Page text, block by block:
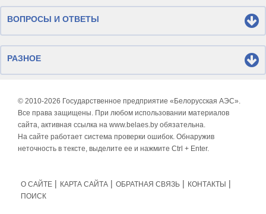
ВОПРОСЫ И ОТВЕТЫ
РАЗНОЕ
© 2010-2026 Государственное предприятие «Белорусская АЭС».
Все права защищены. При любом использовании материалов
сайта, активная ссылка на www.belaes.by обязательна.
На сайте работает система проверки ошибок. Обнаружив
неточность в тексте, выделите ее и нажмите Ctrl + Enter.
О САЙТЕ КАРТА САЙТА ОБРАТНАЯ СВЯЗЬ
КОНТАКТЫ
ПОИСК